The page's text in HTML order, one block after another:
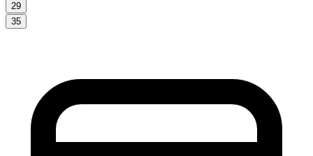
29
35